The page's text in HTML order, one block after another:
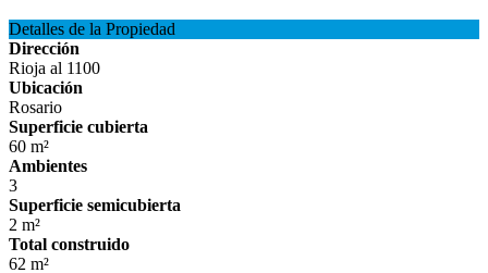
Detalles de la Propiedad
Dirección
Rioja al 1100
Ubicación
Rosario
Superficie cubierta
60 m²
Ambientes
3
Superficie semicubierta
2 m²
Total construido
62 m²